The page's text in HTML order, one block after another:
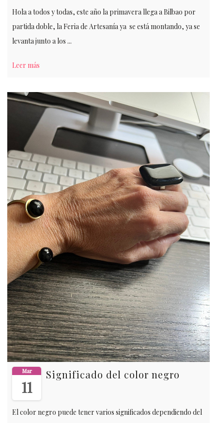
Hola a todos y todas, este año la primavera llega a Bilbao por
partida doble, la Feria de Artesanía ya se está montando, ya se
levanta junto a los ...
Leer más
Mar
11
Significado del color negro
El color negro puede tener varios significados dependiendo del